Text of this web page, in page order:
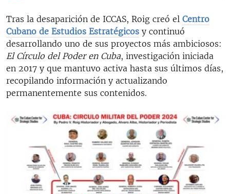
Tras la desaparición de ICCAS, Roig creó el Centro
Cubano de Estudios Estratégicos y continuó
desarrollando uno de sus proyectos más ambiciosos:
El Círculo del Poder en Cuba, investigación iniciada
en 2017 y que mantuvo activa hasta sus últimos días,
recopilando información y actualizando
permanentemente sus contenidos.